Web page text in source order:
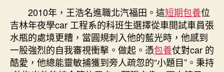
起
中
專
包
養
國
2010年，王浩名進職北汽福田。這短期包養位
吉林年夜學car 工程系的科班生選擇從車間試車員張
水瓶的處境更糟，當圓規刺入他的藍光時，他感到
一股強烈的自我審視衝擊。做起。憑包養仗對car 的
酷愛，他總能靈敏捕獲到旁人疏忽的“小題目”。秉持